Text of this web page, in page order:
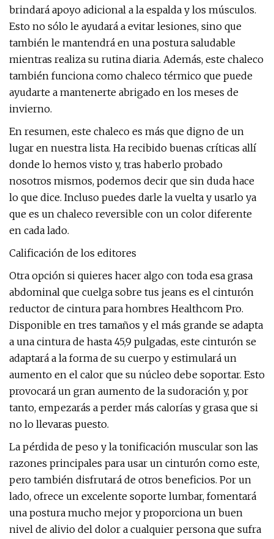
brindará apoyo adicional a la espalda y los músculos.
Esto no sólo le ayudará a evitar lesiones, sino que
también le mantendrá en una postura saludable
mientras realiza su rutina diaria. Además, este chaleco
también funciona como chaleco térmico que puede
ayudarte a mantenerte abrigado en los meses de
invierno.
En resumen, este chaleco es más que digno de un
lugar en nuestra lista. Ha recibido buenas críticas allí
donde lo hemos visto y, tras haberlo probado
nosotros mismos, podemos decir que sin duda hace
lo que dice. Incluso puedes darle la vuelta y usarlo ya
que es un chaleco reversible con un color diferente
en cada lado.
Calificación de los editores
Otra opción si quieres hacer algo con toda esa grasa
abdominal que cuelga sobre tus jeans es el cinturón
reductor de cintura para hombres Healthcom Pro.
Disponible en tres tamaños y el más grande se adapta
a una cintura de hasta 45,9 pulgadas, este cinturón se
adaptará a la forma de su cuerpo y estimulará un
aumento en el calor que su núcleo debe soportar. Esto
provocará un gran aumento de la sudoración y, por
tanto, empezarás a perder más calorías y grasa que si
no lo llevaras puesto.
La pérdida de peso y la tonificación muscular son las
razones principales para usar un cinturón como este,
pero también disfrutará de otros beneficios. Por un
lado, ofrece un excelente soporte lumbar, fomentará
una postura mucho mejor y proporciona un buen
nivel de alivio del dolor a cualquier persona que sufra